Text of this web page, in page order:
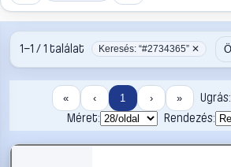
1–1 / 1 találat Keresés: “#2734365” ✕
« ‹ 1 › »
Ugrás:
Méret:
Rendezés: